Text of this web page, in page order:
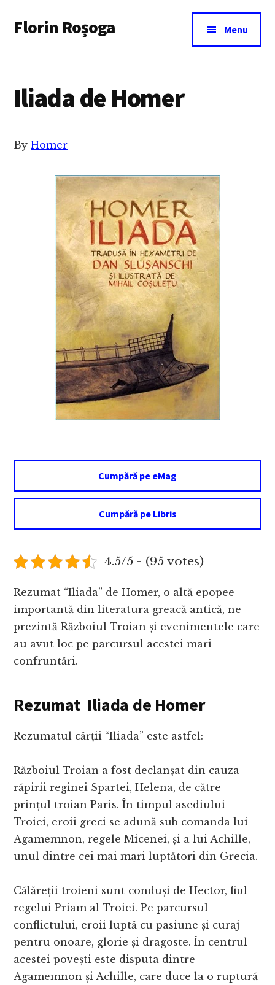
main
menu
Florin Roșoga Menu
Iliada de Homer
ByHomer
Cumpără pe eMag
Cumpără pe Libris
4.5/5 - (95 votes)
Rezumat “Iliada” de Homer, o altă epopee
importantă din literatura greacă antică, ne
prezintă Războiul Troian și evenimentele care
au avut loc pe parcursul acestei mari
confruntări.
Rezumat Iliada de Homer
Rezumatul cărții “Iliada” este astfel:
Războiul Troian a fost declanșat din cauza
răpirii reginei Spartei, Helena, de către
prințul troian Paris. În timpul asediului
Troiei, eroii greci se adună sub comanda lui
Agamemnon, regele Micenei, și a lui Achille,
unul dintre cei mai mari luptători din Grecia.
Călăreții troieni sunt conduși de Hector, fiul
regelui Priam al Troiei. Pe parcursul
conflictului, eroii luptă cu pasiune și curaj
pentru onoare, glorie și dragoste. În centrul
acestei povești este disputa dintre
Agamemnon și Achille, care duce la o ruptură